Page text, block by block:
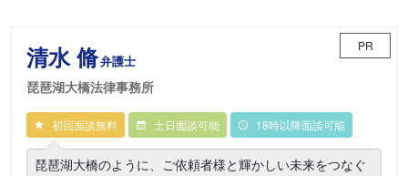
清水 脩弁護士
琵琶湖大橋法律事務所
PR
初回面談無料 土日面談可能 18時以降面談可能
琵琶湖大橋のように、ご依頼者様と輝かしい未来をつなぐ